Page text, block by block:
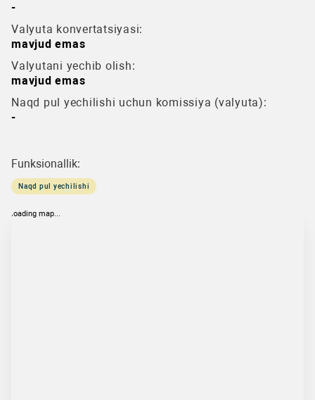
-
Valyuta konvertatsiyasi:
mavjud emas
Valyutani yechib olish:
mavjud emas
Naqd pul yechilishi uchun komissiya (valyuta):
-
Funksionallik:
Naqd pul yechilishi
loading map...